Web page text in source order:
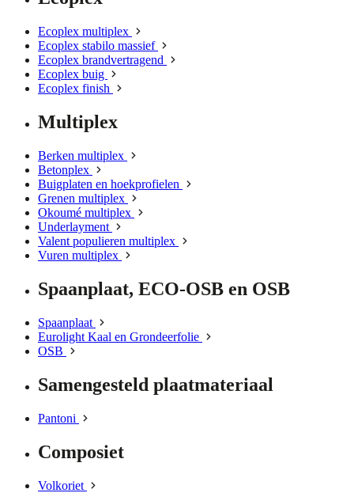
Ecoplex multiplex
Ecoplex stabilo massief
Ecoplex brandvertragend
Ecoplex buig
Ecoplex finish
Multiplex
Berken multiplex
Betonplex
Buigplaten en hoekprofielen
Grenen multiplex
Okoumé multiplex
Underlayment
Valent populieren multiplex
Vuren multiplex
Spaanplaat, ECO-OSB en OSB
Spaanplaat
Eurolight Kaal en Grondeerfolie
OSB
Samengesteld plaatmateriaal
Pantoni
Composiet
Volkoriet